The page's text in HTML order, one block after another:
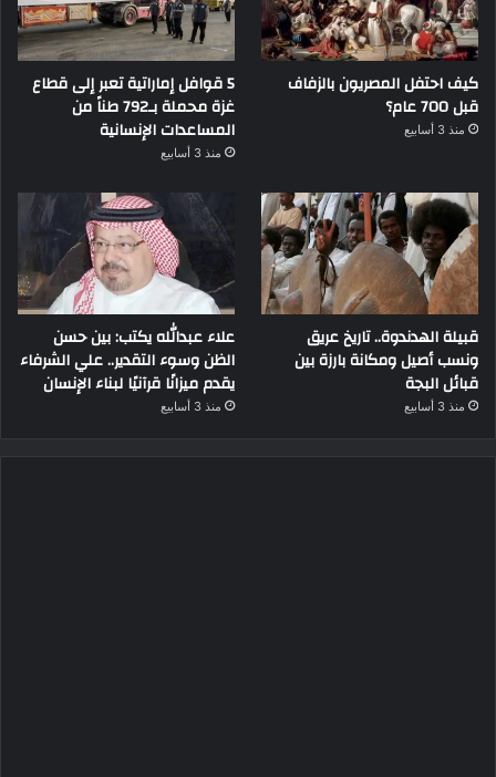
كيف احتفل المصريون بالزفاف
قبل 700 عام؟
منذ 3 أسابيع
5 قوافل إماراتية تعبر إلى قطاع
غزة محملة بـ792 طناً من
المساعدات الإنسانية
منذ 3 أسابيع
قبيلة الهدندوة.. تاريخ عريق
ونسب أصيل ومكانة بارزة بين
قبائل البجة
منذ 3 أسابيع
علاء عبدالله يكتب: بين حسن
الظن وسوء التقدير.. علي الشرفاء
يقدم ميزانًا قرآنيًا لبناء الإنسان
منذ 3 أسابيع